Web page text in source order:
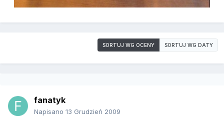
SORTUJ WG OCENY SORTUJ WG DATY
fanatyk
Napisano 13 Grudzień 2009